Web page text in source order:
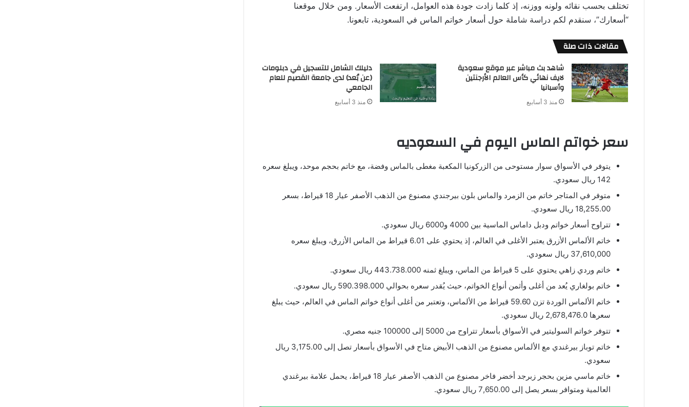
تختلف بحسب نقائه ولونه ووزنه، إذ كلما زادت جودة هذه العوامل، ارتفعت الأسعار. ومن خلال موقعنا
“أسعارك”، سنقدم لكم دراسة شاملة حول أسعار خواتم الماس في السعودية، تابعونا.
مقالات ذات صلة
شاهد بث مباشر عبر موقع سعودية
لايف نهائي كأس العالم الأرجنتين
وأسبانيا
منذ 3 أسابيع
دليلك الشامل للتسجيل في دبلومات
(عن بُعد) لدى جامعة القصيم للعام
الجامعي
منذ 3 أسابيع
سعر خواتم الماس اليوم في السعوديه
يتوفر في الأسواق سوار مستوحى من الزركونيا المكعبة مغطى بالماس وفضة، مع خاتم بحجم موحد، ويبلغ سعره
142 ريال سعودي.
متوفر في المتاجر خاتم من الزمرد والماس بلون بيرجندي مصنوع من الذهب الأصفر عيار 18 قيراط، بسعر
18,255.00 ريال سعودي.
تتراوح أسعار خواتم ودبل داماس الماسية بين 4000 و6000 ريال سعودي.
خاتم الألماس الأزرق يعتبر الأغلى في العالم، إذ يحتوي على 6.01 قيراط من الماس الأزرق، ويبلغ سعره
37,610,000 ريال سعودي.
خاتم وردي زاهي يحتوي على 5 قيراط من الماس، ويبلغ ثمنه 443.738.000 ريال سعودي.
خاتم بولغاري يُعد من أغلى وأثمن أنواع الخواتم، حيث يُقدر سعره بحوالي 590.398.000 ريال سعودي.
خاتم الألماس الوردة تزن 59.60 قيراط من الألماس، وتعتبر من أغلى أنواع خواتم الماس في العالم، حيث يبلغ
سعرها 2,678,476.0 ريال سعودي.
تتوفر خواتم السوليتير في الأسواق بأسعار تتراوح من 5000 إلى 100000 جنيه مصري.
خاتم توباز بيرغندي مع الألماس مصنوع من الذهب الأبيض متاح في الأسواق بأسعار تصل إلى 3,175.00 ريال
سعودي.
خاتم ماسي مزين بحجر زبرجد أخضر فاخر مصنوع من الذهب الأصفر عيار 18 قيراط، يحمل علامة بيرغندي
العالمية ومتوافر بسعر يصل إلى 7,650.00 ريال سعودي.